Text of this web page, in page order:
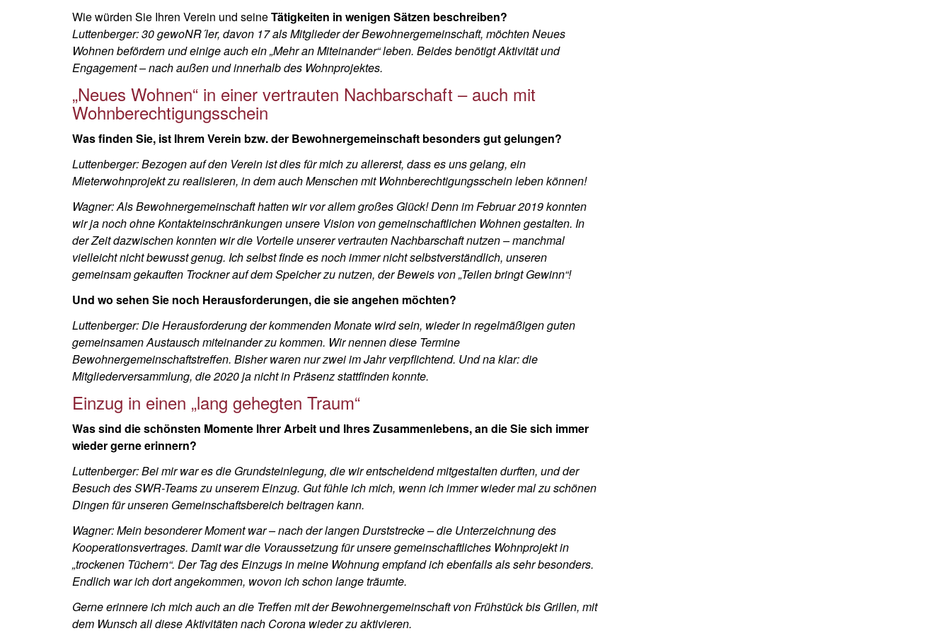
Wie würden Sie Ihren Verein und seineTätigkeiten in wenigen Sätzen beschreiben?
Luttenberger: 30 gewoNR´ler, davon 17 als Mitglieder der Bewohnergemeinschaft, möchten Neues
Wohnen befördern und einige auch ein „Mehr an Miteinander“ leben. Beides benötigt Aktivität und
Engagement – nach außen und innerhalb des Wohnprojektes.
„Neues Wohnen“ in einer vertrauten Nachbarschaft – auch mit
Wohnberechtigungsschein
Was finden Sie, ist Ihrem Verein bzw. der Bewohnergemeinschaft besonders gut gelungen?
Luttenberger: Bezogen auf den Verein ist dies für mich zu allererst, dass es uns gelang, ein
Mieterwohnprojekt zu realisieren, in dem auch Menschen mit Wohnberechtigungsschein leben können!
Wagner: Als Bewohnergemeinschaft hatten wir vor allem großes Glück! Denn im Februar 2019 konnten
wir ja noch ohne Kontakteinschränkungen unsere Vision von gemeinschaftlichen Wohnen gestalten. In
der Zeit dazwischen konnten wir die Vorteile unserer vertrauten Nachbarschaft nutzen – manchmal
vielleicht nicht bewusst genug. Ich selbst finde es noch immer nicht selbstverständlich, unseren
gemeinsam gekauften Trockner auf dem Speicher zu nutzen, der Beweis von „Teilen bringt Gewinn“!
Und wo sehen Sie noch Herausforderungen, die sie angehen möchten?
Luttenberger: Die Herausforderung der kommenden Monate wird sein, wieder in regelmäßigen guten
gemeinsamen Austausch miteinander zu kommen. Wir nennen diese Termine
Bewohnergemeinschaftstreffen. Bisher waren nur zwei im Jahr verpflichtend. Und na klar: die
Mitgliederversammlung, die 2020 ja nicht in Präsenz stattfinden konnte.
Einzug in einen „lang gehegten Traum“
Was sind die schönsten Momente Ihrer Arbeit und Ihres Zusammenlebens, an die Sie sich immer
wieder gerne erinnern?
Luttenberger: Bei mir war es die Grundsteinlegung, die wir entscheidend mitgestalten durften, und der
Besuch des SWR-Teams zu unserem Einzug. Gut fühle ich mich, wenn ich immer wieder mal zu schönen
Dingen für unseren Gemeinschaftsbereich beitragen kann.
Wagner: Mein besonderer Moment war – nach der langen Durststrecke – die Unterzeichnung des
Kooperationsvertrages. Damit war die Voraussetzung für unsere gemeinschaftliches Wohnprojekt in
„trockenen Tüchern“. Der Tag des Einzugs in meine Wohnung empfand ich ebenfalls als sehr besonders.
Endlich war ich dort angekommen, wovon ich schon lange träumte.
Gerne erinnere ich mich auch an die Treffen mit der Bewohnergemeinschaft von Frühstück bis Grillen, mit
dem Wunsch all diese Aktivitäten nach Corona wieder zu aktivieren.